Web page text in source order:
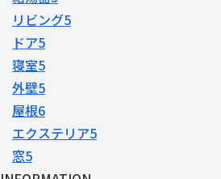
リビング5
ドア5
寝室5
外壁5
屋根6
エクステリア5
窓5